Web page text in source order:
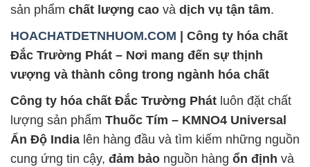
sản phẩm chất lượng cao và dịch vụ tận tâm.
HOACHATDETNHUOM.COM | Công ty hóa chất
Đắc Trường Phát – Nơi mang đến sự thịnh
vượng và thành công trong ngành hóa chất
Công ty hóa chất Đắc Trường Phát luôn đặt chất
lượng sản phẩm Thuốc Tím – KMNO4 Universal
Ấn Độ India lên hàng đầu và tìm kiếm những nguồn
cung ứng tin cậy, đảm bảo nguồn hàng ổn định và